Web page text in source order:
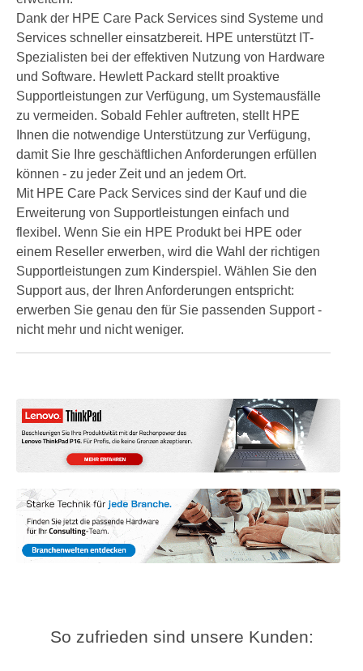
Dank der HPE Care Pack Services sind Systeme und
Services schneller einsatzbereit. HPE unterstützt IT-
Spezialisten bei der effektiven Nutzung von Hardware
und Software. Hewlett Packard stellt proaktive
Supportleistungen zur Verfügung, um Systemausfälle
zu vermeiden. Sobald Fehler auftreten, stellt HPE
Ihnen die notwendige Unterstützung zur Verfügung,
damit Sie Ihre geschäftlichen Anforderungen erfüllen
können - zu jeder Zeit und an jedem Ort.
Mit HPE Care Pack Services sind der Kauf und die
Erweiterung von Supportleistungen einfach und
flexibel. Wenn Sie ein HPE Produkt bei HPE oder
einem Reseller erwerben, wird die Wahl der richtigen
Supportleistungen zum Kinderspiel. Wählen Sie den
Support aus, der Ihren Anforderungen entspricht:
erwerben Sie genau den für Sie passenden Support -
nicht mehr und nicht weniger.
So zufrieden sind unsere Kunden: